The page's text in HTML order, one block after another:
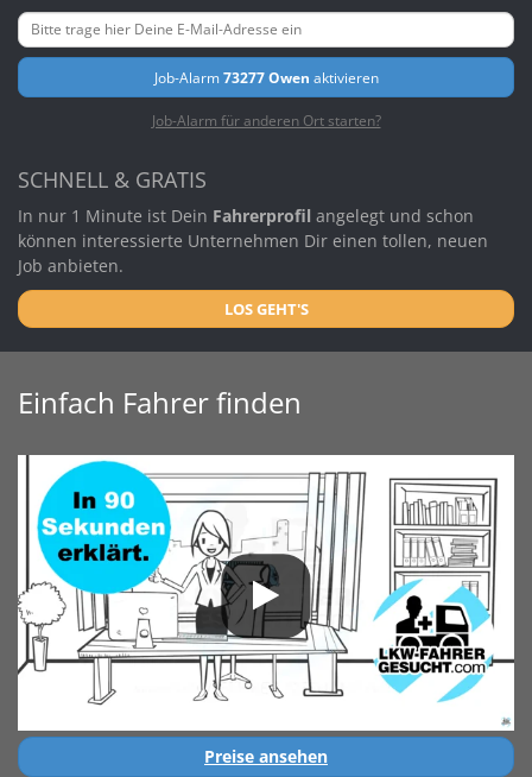
Job-Alarm73277 Owen aktivieren
Job-Alarm für anderen Ort starten?
SCHNELL & GRATIS
In nur 1 Minute ist Dein Fahrerprofil angelegt und schon
können interessierte Unternehmen Dir einen tollen, neuen
Job anbieten.
LOS GEHT'S
Einfach Fahrer finden
Preise ansehen